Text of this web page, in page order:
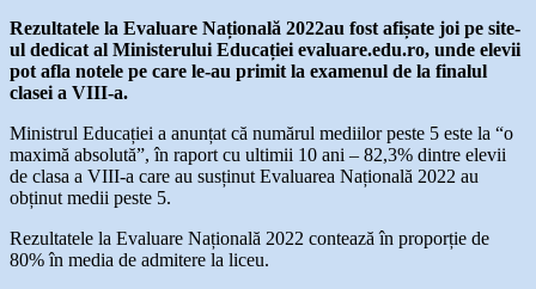
Rezultatele la Evaluare Națională 2022au fost afișate joi pe site-
ul dedicat al Ministerului Educației evaluare.edu.ro, unde elevii
pot afla notele pe care le-au primit la examenul de la finalul
clasei a VIII-a.
Ministrul Educației a anunțat că numărul mediilor peste 5 este la “o
maximă absolută”, în raport cu ultimii 10 ani – 82,3% dintre elevii
de clasa a VIII-a care au susținut Evaluarea Națională 2022 au
obținut medii peste 5.
Rezultatele la Evaluare Națională 2022 contează în proporție de
80% în media de admitere la liceu.